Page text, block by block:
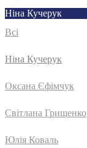
Ніна Кучерук
Всі
Ніна Кучерук
Оксана Єфімчук
Світлана Грищенко
Юлія Коваль